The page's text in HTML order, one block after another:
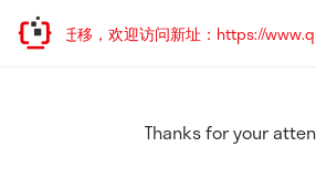
地址已迁移，欢迎访问新址：https://
Thanks for your